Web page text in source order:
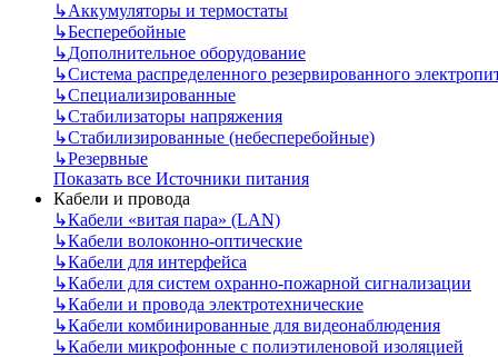
↳Аккумуляторы и термостаты
↳Бесперебойные
↳Дополнительное оборудование
↳Система распределенного резервированного
↳Специализированные
↳Стабилизаторы напряжения
↳Стабилизированные (небесперебойные)
↳Резервные
Показать все Источники питания
Кабели и провода
↳Кабели «витая пара» (LAN)
↳Кабели волоконно-оптические
↳Кабели для интерфейса
↳Кабели для систем охранно-пожарной сигнализации
↳Кабели и провода электротехнические
↳Кабели комбинированные для видеонаблюдения
↳Кабели микрофонные с полиэтиленовой изоляцией